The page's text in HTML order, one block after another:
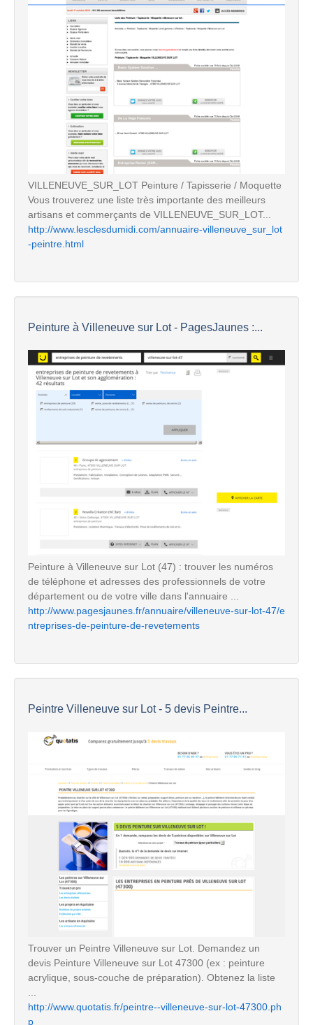
VILLENEUVE_SUR_LOT Peinture / Tapisserie / Moquette
Vous trouverez une liste très importante des meilleurs
artisans et commerçants de VILLENEUVE_SUR_LOT...
http://www.lesclesdumidi.com/annuaire-villeneuve_sur_lot
-peintre.html
Peinture à Villeneuve sur Lot - PagesJaunes :...
Peinture à Villeneuve sur Lot (47) : trouver les numéros
de téléphone et adresses des professionnels de votre
département ou de votre ville dans l'annuaire ...
http://www.pagesjaunes.fr/annuaire/villeneuve-sur-lot-47/e
ntreprises-de-peinture-de-revetements
Peintre Villeneuve sur Lot - 5 devis Peintre...
Trouver un Peintre Villeneuve sur Lot. Demandez un
devis Peinture Villeneuve sur Lot 47300 (ex : peinture
acrylique, sous-couche de préparation). Obtenez la liste
http://www.quotatis.fr/peintre--villeneuve-sur-lot-47300.ph
p